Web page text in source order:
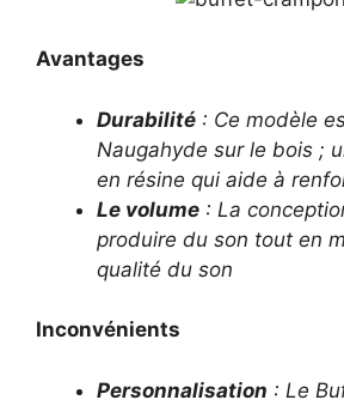
Avantages
Durabilité : Ce modèle
Naugahyde sur le bois ;
en résine qui aide à
Le volume : La
produire du son tout en
qualité du son
Inconvénients
Personnalisation : Le